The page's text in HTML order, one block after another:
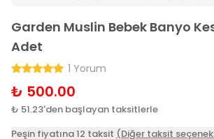
Garden Muslin Bebek Banyo
Adet
1 Yorum
₺ 500.00
₺ 51.23'den başlayan taksitlerle
Peşin fiyatına 12 taksit (Diğer taksit